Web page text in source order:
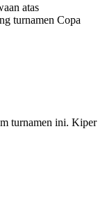
atas
turnamen Copa
turnamen ini. Kiper